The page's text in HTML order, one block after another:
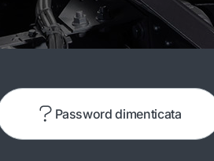
Password dimenticata